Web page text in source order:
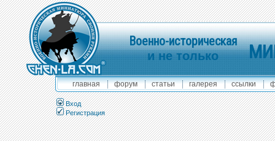
Военно-историческая
и не только
главная форум статьи галерея ссылки
Вход
Регистрация